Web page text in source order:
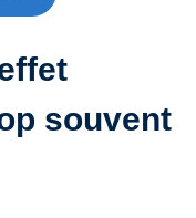
souvent